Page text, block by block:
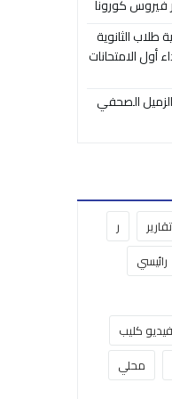
فيروس كورونا
طلاب الثانوية
أول الامتحانات
الصحفي
تقارير
ر
رائيسي
فيديو كليب
محلي